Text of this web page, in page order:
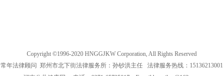
Copyright ©1996-2020 HNGGJKW Corporation, All Rights Reserved
常年法律顾问 郑州市北下街法律服务所：孙钞洪主任 法律服务热线：15136213001